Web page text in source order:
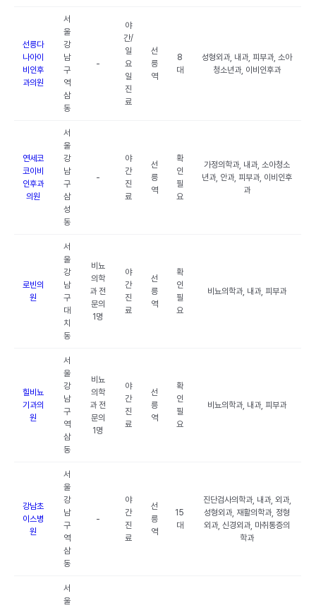
선릉다
나아이
비인후
과의원
서
울
강
남
구
역
삼
동
-
야
간/
일
요
일
진
료
선
릉
역
8
대
성형외과, 내과, 피부과, 소아
청소년과, 이비인후과
연세코
코이비
인후과
의원
서
울
강
남
구
삼
성
동
-
야
간
진
료
선
릉
역
확
인
필
요
가정의학과, 내과, 소아청소
년과, 안과, 피부과, 이비인후
과
로빈의
원
서
울
강
남
구
대
치
동
비뇨
의학
과 전
문의
1명
야
간
진
료
선
릉
역
확
인
필
요
비뇨의학과, 내과, 피부과
힐비뇨
기과의
원
서
울
강
남
구
역
삼
동
비뇨
의학
과 전
문의
1명
야
간
진
료
선
릉
역
확
인
필
요
비뇨의학과, 내과, 피부과
강남초
이스병
원
서
울
강
남
구
역
삼
동
-
야
간
진
료
선
릉
역
15
대
진단검사의학과, 내과, 외과,
성형외과, 재활의학과, 정형
외과, 신경외과, 마취통증의
학과
서
울